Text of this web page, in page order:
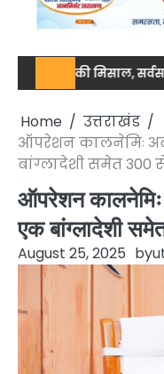
की मिसाल, सर्वसम्मति से
Home
उत्तराखंड
ऑपरेशन कालनेमिः
बांग्लादेशी समेत 300
ऑपरेशन
एक बांग्लादेशी
August 25, 2025 by